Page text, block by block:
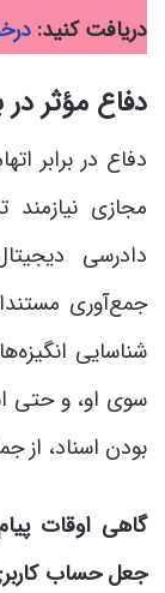
دریافت کنید:
دفاع مؤثر
دفاع در برابر
مجازی
دادرسی
جمع‌آوری
شناسایی
سوی او، و حتی
بودن اسناد، از
گاهی اوقات
جعل حساب